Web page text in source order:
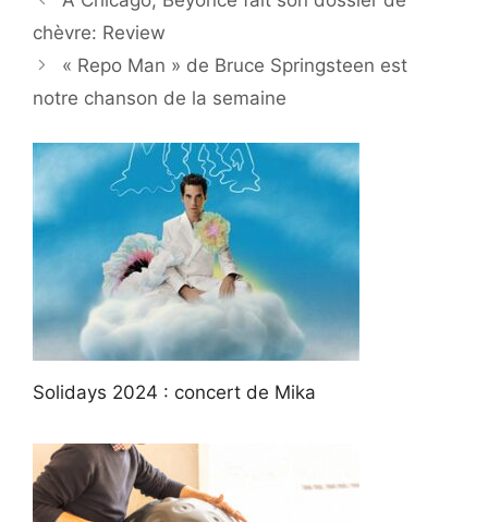
chèvre: Review
« Repo Man » de Bruce Springsteen est
notre chanson de la semaine
Solidays 2024 : concert de Mika